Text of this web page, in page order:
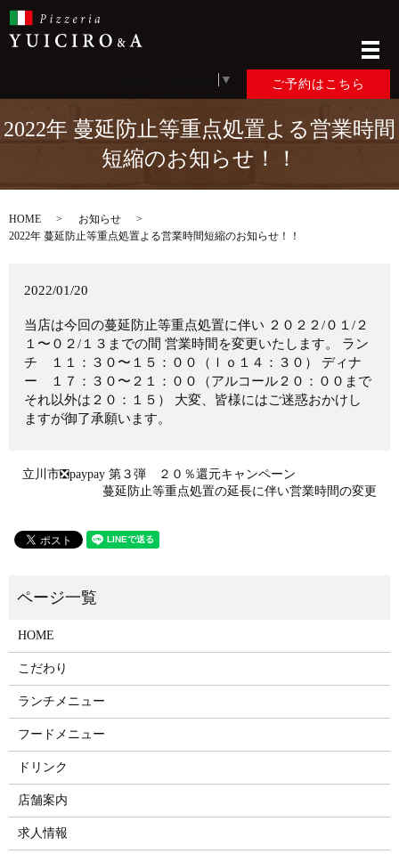
▼ ご予約はこちら
メ
2022年 蔓延防止等重点処置よる営業時間
短縮のお知らせ！！
HOME
お知らせ
2022年 蔓延防止等重点処置よる営業時間短縮のお知らせ！！
2022/01/20
当店は今回の蔓延防止等重点処置に伴い ２０２２/０１/２
１〜０２/１３までの間 営業時間を変更いたします。 ラン
チ １１：３０〜１５：００（ｌｏ１４：３０） ディナ
ー １７：３０〜２１：００（アルコール２０：００まで
それ以外は２０：１５） 大変、皆様にはご迷惑おかけし
ますが御了承願います。
立川市❎paypay 第３弾 ２０％還元キャンペーン
蔓延防止等重点処置の延長に伴い営業時間の変更
HOME
こだわり
ランチメニュー
フードメニュー
ドリンク
店舗案内
求人情報